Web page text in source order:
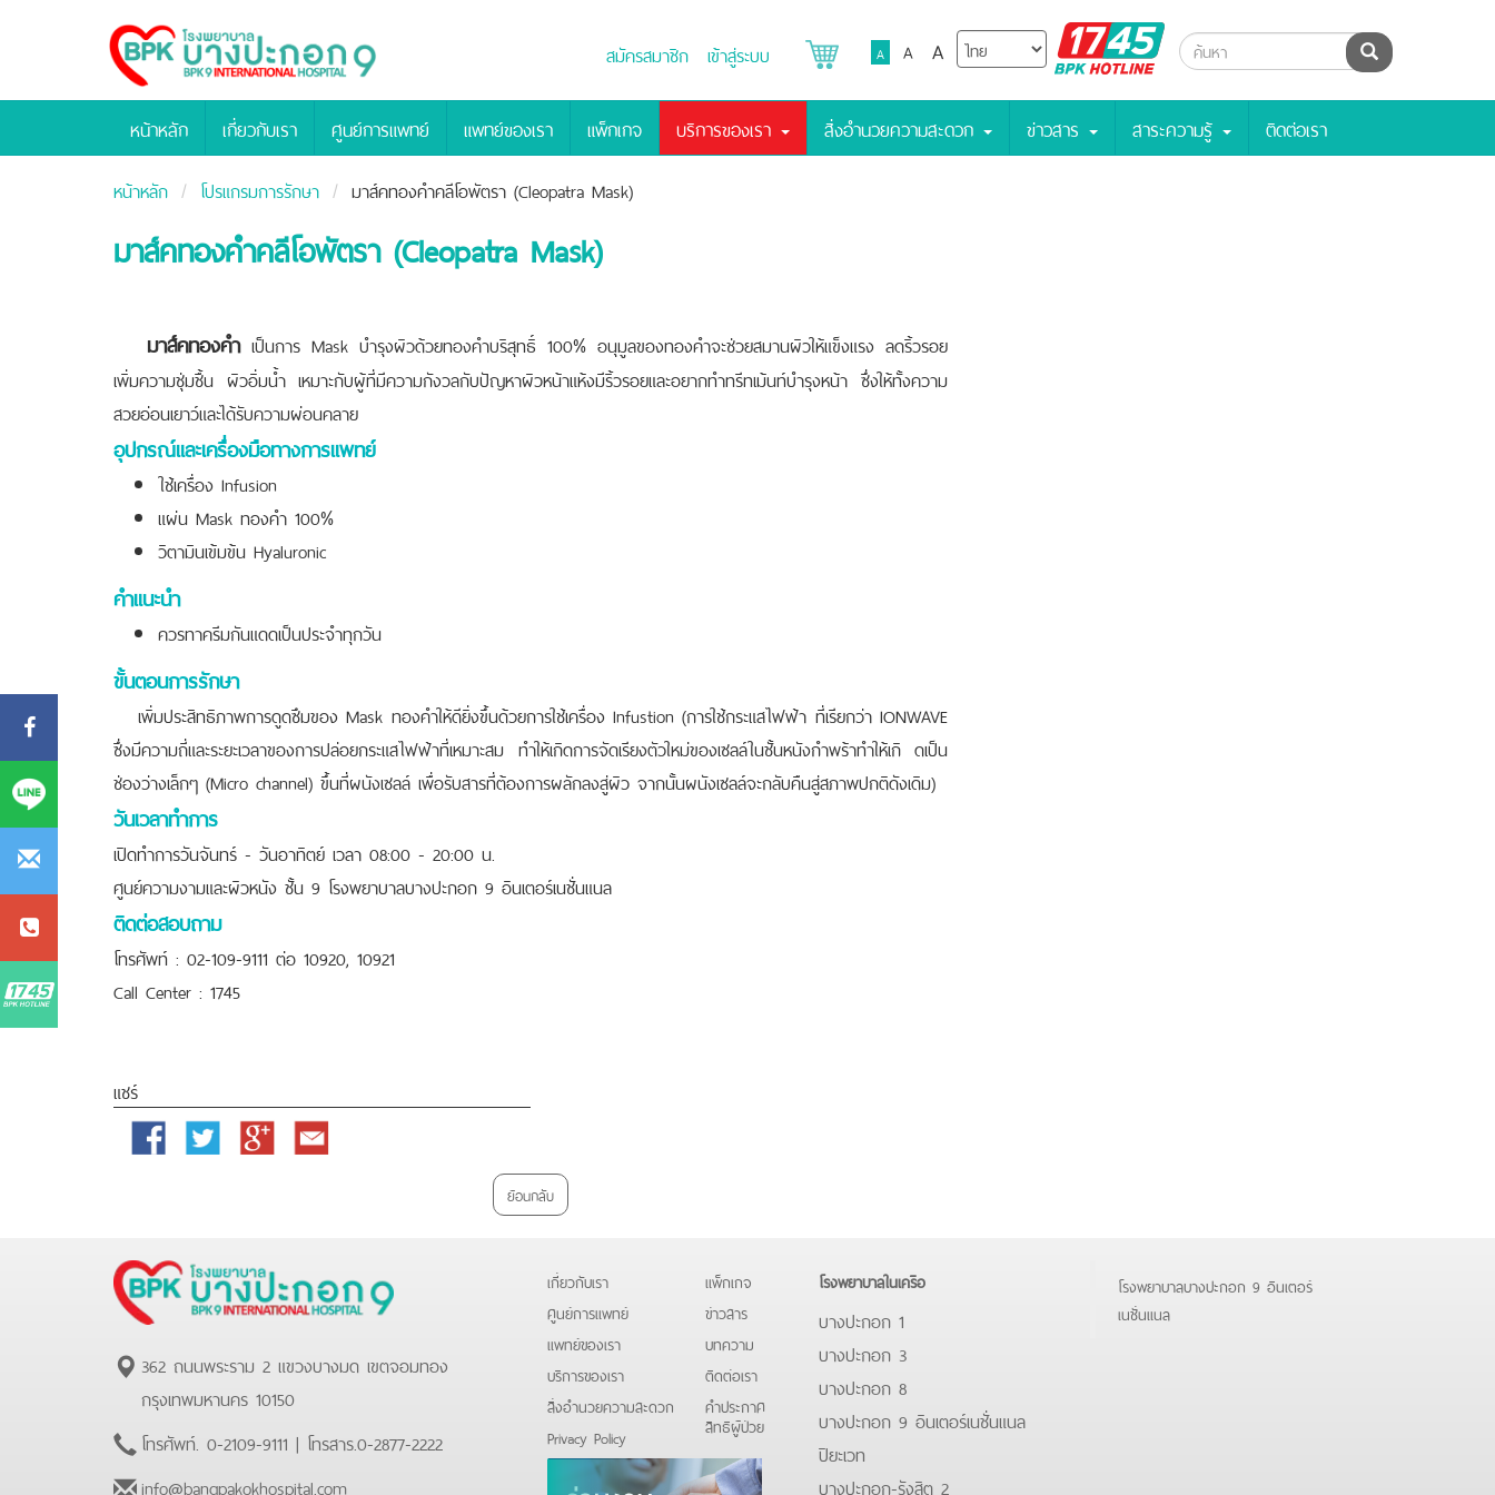
Bangpakok
Hospital
สมัครสมาชิก เข้าสู่ระบบ A A A
BPK
Hotline
ค้นหา
หน้าหลัก เกี่ยวกับเรา ศูนย์การแพทย์ แพทย์ของเรา แพ็กเกจ บริการของเรา สิ่งอำนวยความสะดวก ข่าวสาร สาระความรู้ ติดต่อเรา
หน้าหลัก โปรแกรมการรักษา มาส์คทองคำคลีโอพัตรา (Cleopatra Mask)
มาส์คทองคำคลีโอพัตรา (Cleopatra Mask)
มาส์คทองคำ เป็นการ Mask บำรุงผิวด้วยทองคำบริสุทธิ์ 100% อนุมูลของทองคำจะช่วยสมานผิวให้แข็งแรง ลดริ้วรอย
เพิ่มความชุ่มชื้น ผิวอิ่มน้ำ เหมาะกับผู้ที่มีความกังวลกับปัญหาผิวหน้าแห้งมีริ้วรอยและอยากทำทรีทเม้นท์บำรุงหน้า ซึ่งให้ทั้งความ
สวยอ่อนเยาว์และได้รับความผ่อนคลาย
อุปกรณ์และเครื่องมือทางการแพทย์
ใช้เครื่อง Infusion
แผ่น Mask ทองคำ 100%
วิตามินเข้มข้น Hyaluronic
คำแนะนำ
ควรทาครีมกันแดดเป็นประจำทุกวัน
ขั้นตอนการรักษา
เพิ่มประสิทธิภาพการดูดซึมของ Mask ทองคำให้ดียิ่งขึ้นด้วยการใช้เครื่อง Infustion (การใช้กระแสไฟฟ้า ที่เรียกว่า IONWAVE
ซึ่งมีความถี่และระยะเวลาของการปล่อยกระแสไฟฟ้าที่เหมาะสม ทำให้เกิดการจัดเรียงตัวใหม่ของเซลล์ในชั้นหนังกำพร้าทำให้เกิ ดเป็น
ช่องว่างเล็กๆ (Micro channel) ขึ้นที่ผนังเซลล์ เพื่อรับสารที่ต้องการผลักลงสู่ผิว จากนั้นผนังเซลล์จะกลับคืนสู่สภาพปกติดังเดิม)
วันเวลาทำการ
เปิดทำการวันจันทร์ - วันอาทิตย์ เวลา 08:00 - 20:00 น.
ศูนย์ความงามและผิวหนัง ชั้น 9 โรงพยาบาลบางปะกอก 9 อินเตอร์เนชั่นแนล
ติดต่อสอบถาม
โทรศัพท์ : 02-109-9111 ต่อ 10920, 10921
Call Center : 1745
แชร์
Facebook Twitter
Google
Email
ย้อนกลับ
362 ถนนพระราม 2 แขวงบางมด เขตจอมทอง
กรุงเทพมหานคร 10150
โทรศัพท์. 0-2109-9111 | โทรสาร.0-2877-2222
info@bangpakokhospital.com
เกี่ยวกับเรา
ศูนย์การแพทย์
แพทย์ของเรา
บริการของเรา
สิ่งอำนวยความสะดวก
Privacy Policy
แพ็กเกจ
ข่าวสาร
บทความ
ติดต่อเรา
คําประกาศ
สิทธิผู้ป่วย
โรงพยาบาลในเครือ
บางปะกอก 1
บางปะกอก 3
บางปะกอก 8
บางปะกอก 9 อินเตอร์เนชั่นแนล
ปิยะเวท
บางปะกอก-รังสิต 2
โรงพยาบาลบางปะกอก 9 อินเตอร์
เนชั่นแนล